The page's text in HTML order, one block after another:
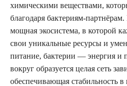
химическими веществами,
благодаря бактериям-партнёрам.
мощная экосистема, в которой
свои уникальные ресурсы и
питание, бактерии — энергия и
вокруг образуется целая сеть
обеспечивающая стабильность в